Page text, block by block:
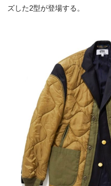
ズした2型が登場する。